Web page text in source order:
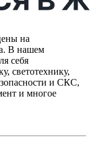
на
В нашем
себя
светотехнику,
и СКС,
и многое